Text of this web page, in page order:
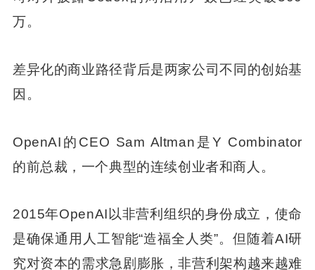
万。
差异化的商业路径背后是两家公司不同的创始基
因。
OpenAI的CEO Sam Altman是Y Combinator
的前总裁，一个典型的连续创业者和商人。
2015年OpenAI以非营利组织的身份成立，使命
是确保通用人工智能“造福全人类”。但随着AI研
究对资本的需求急剧膨胀，非营利架构越来越难